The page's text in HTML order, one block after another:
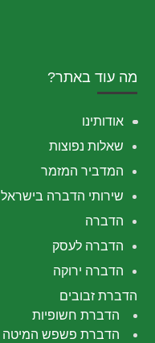
מה עוד באתר?
אודותינו
שאלות נפוצות
המדביר המזמר
שירותי הדברה בישראל
הדברה
הדברה לעסק
הדברה ירוקה
הדברת זבובים
הדברת חשופיות
הדברת פשפש המיטה